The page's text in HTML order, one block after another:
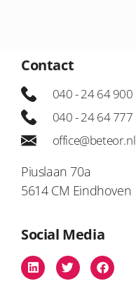
Contact
040 - 24 64 900
040 - 24 64 777
office@beteor.nl
Piuslaan 70a
5614 CM Eindhoven
Social Media